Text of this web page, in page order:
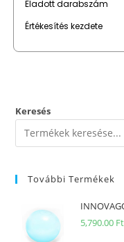
Eladott darabszám
Értékesítés kezdete
Keresés
További Termékek
5,790.00 Ft